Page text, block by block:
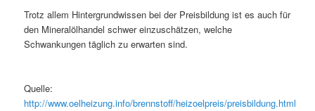
Trotz allem Hintergrundwissen bei der Preisbildung ist es auch für
den Mineralölhandel schwer einzuschätzen, welche
Schwankungen täglich zu erwarten sind.
Quelle:
http://www.oelheizung.info/brennstoff/heizoelpreis/preisbildung.html